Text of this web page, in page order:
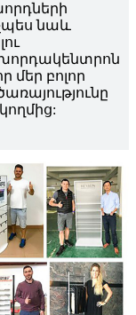
նաև
մեր բոլոր